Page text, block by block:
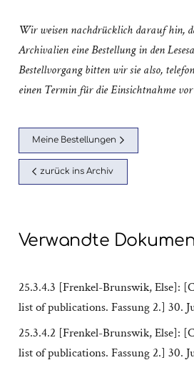
Wir weisen nachdrücklich darauf hin,
Archivalien eine Bestellung in den
Bestellvorgang bitten wir sie also,
einen Termin für die Einsichtnahme
Meine Bestellungen
zurück ins Archiv
Verwandte
25.3.4.3 [Frenkel-Brunswik, Else]:
list of publications. Fassung 2.] 30.
25.3.4.2 [Frenkel-Brunswik, Else]:
list of publications. Fassung 2.] 30.